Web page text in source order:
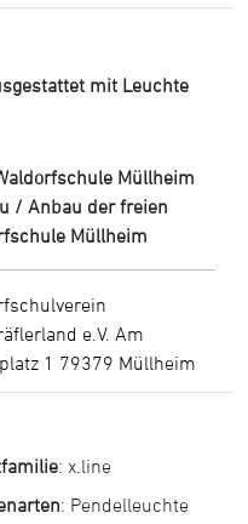
mit Leuchte
Müllheim
/ Anbau der freien
Müllheim
e.V. Am
1 79379 Müllheim
: x.line
: Pendelleuchte